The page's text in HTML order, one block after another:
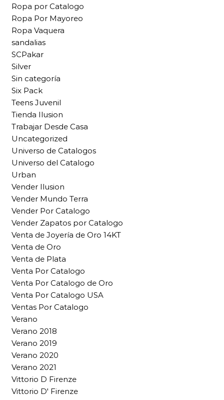
Ropa por Catalogo
Ropa Por Mayoreo
Ropa Vaquera
sandalias
SCPakar
Silver
Sin categoría
Six Pack
Teens Juvenil
Tienda Ilusion
Trabajar Desde Casa
Uncategorized
Universo de Catalogos
Universo del Catalogo
Urban
Vender Ilusion
Vender Mundo Terra
Vender Por Catalogo
Vender Zapatos por Catalogo
Venta de Joyería de Oro 14KT
Venta de Oro
Venta de Plata
Venta Por Catalogo
Venta Por Catalogo de Oro
Venta Por Catalogo USA
Ventas Por Catalogo
Verano
Verano 2018
Verano 2019
Verano 2020
Verano 2021
Vittorio D Firenze
Vittorio D' Firenze